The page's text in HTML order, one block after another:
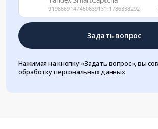
Задать вопрос
Нажимая на кнопку «Задать вопрос», вы
обработку персональных данных